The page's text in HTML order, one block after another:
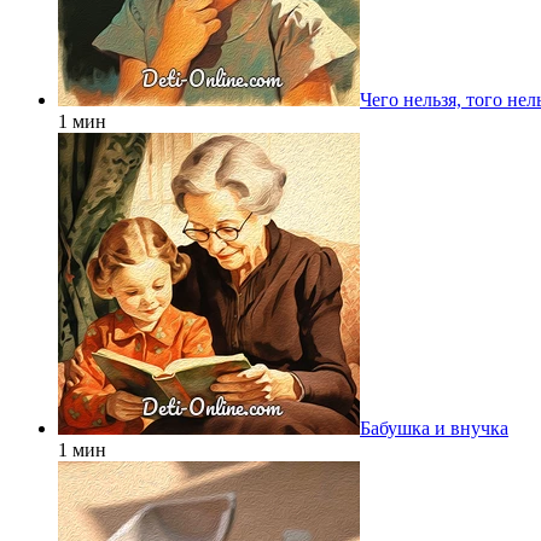
Чего нельзя, того
1 мин
Бабушка и внучка
1 мин